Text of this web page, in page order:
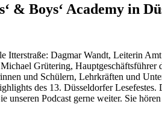
& Boys‘ Academy in
Itterstraße: Dagmar Wandt, Leiterin
Grütering,
und Schülern, Lehrkräften und
des 13. Düsseldorfer
unseren Podcast gerne weiter. Sie